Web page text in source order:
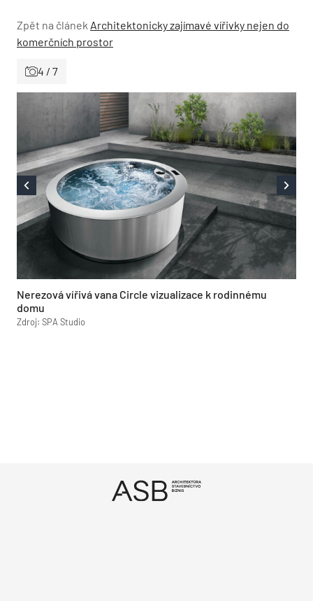
Zpět na článek Architektonicky zajímavé vířivky nejen do
komerčních prostor
4 / 7
Nerezová vířivá vana Circle vizualizace k rodinnému
domu
Zdroj: SPA Studio